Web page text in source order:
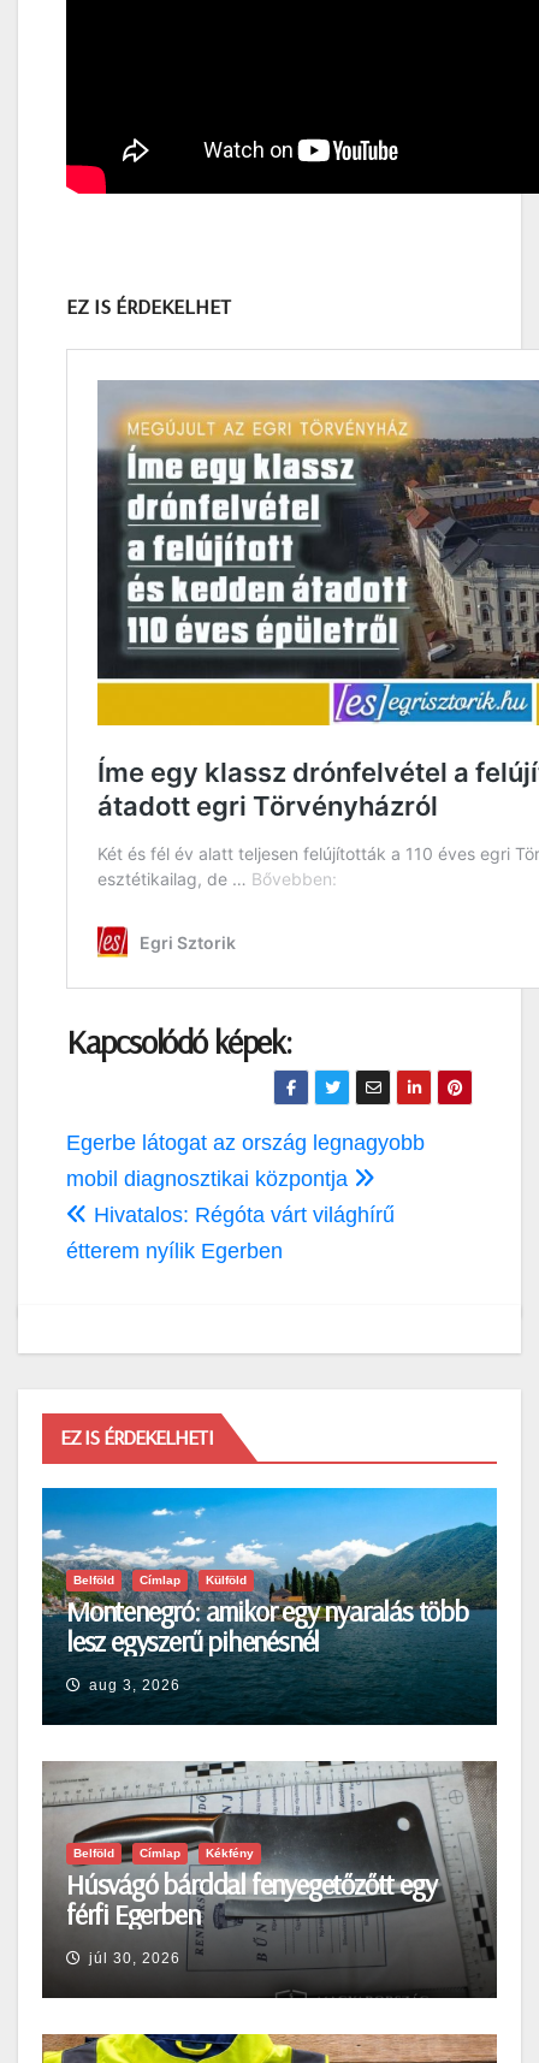
EZ IS ÉRDEKELHET
Kapcsolódó képek:
Bejegyzés
navigáció
Egerbe látogat az ország legnagyobb
mobil diagnosztikai központja
Hivatalos: Régóta várt világhírű
étterem nyílik Egerben
EZ IS ÉRDEKELHETI
Belföld Címlap Külföld
Montenegró: amikor egy nyaralás több
lesz egyszerű pihenésnél
aug 3, 2026
Belföld Címlap Kékfény
Húsvágó bárddal fenyegetőzőtt egy
férfi Egerben
júl 30, 2026